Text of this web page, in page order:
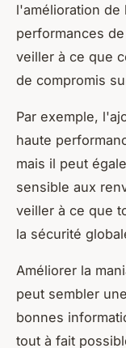
l'amélioration de
performances
veiller à ce que
de compromis
Par exemple,
haute
mais il peut
sensible aux
veiller à ce que
la sécurité
Améliorer la
peut sembler
bonnes
tout à fait